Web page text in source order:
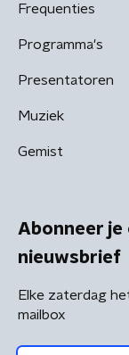
Frequenties
Programma's
Presentatoren
Muziek
Gemist
Abonneer je
nieuwsbrief
Elke zaterdag
mailbox